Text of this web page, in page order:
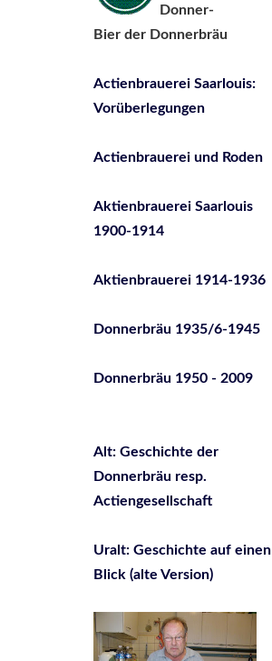
Donner-
Bier der Donnerbräu
Actienbrauerei Saarlouis:
Vorüberlegungen
Actienbrauerei und Roden
Aktienbrauerei Saarlouis
1900-1914
Aktienbrauerei 1914-1936
Donnerbräu 1935/6-1945
Donnerbräu 1950 - 2009
Alt: Geschichte der
Donnerbräu resp.
Actiengesellschaft
Uralt: Geschichte auf einen
Blick (alte Version)